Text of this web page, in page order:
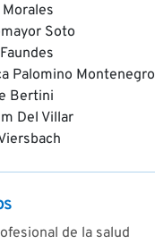
Soto
Palomino Montenegro
Bertini
Del Villar
de la salud